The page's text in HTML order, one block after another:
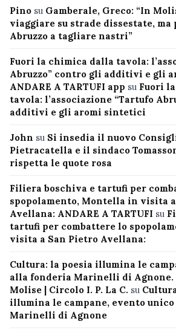
Pino su Gamberale, Greco: “In
viaggiare su strade dissestate, ma
Abruzzo a tagliare nastri”
Fuori la chimica dalla tavola:
Abruzzo” contro gli additivi e gli
ANDARE A TARTUFI app su Fuori
tavola: l’associazione “Tartufo
additivi e gli aromi sintetici
John su Si insedia il nuovo
Pietracatella e il sindaco
rispetta le quote rosa
Filiera boschiva e tartufi per
spopolamento, Montella in visita
Avellana: ANDARE A TARTUFI su
tartufi per combattere lo
visita a San Pietro Avellana:
Cultura: la poesia illumina le
alla fonderia Marinelli di Agnone.
Molise | Circolo I. P. La C. su
illumina le campane, evento
Marinelli di Agnone